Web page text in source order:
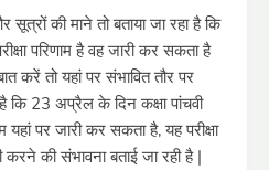
सूत्रों की माने तो बताया जा रहा है कि
परिणाम है वह जारी कर सकता है
करें तो यहां पर संभावित तौर पर
कि 23 अप्रैल के दिन कक्षा पांचवी
यहां पर जारी कर सकता है, यह परीक्षा
की संभावना बताई जा रही है |